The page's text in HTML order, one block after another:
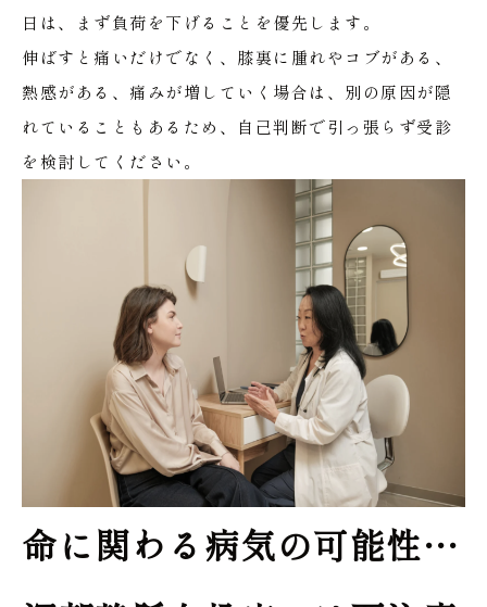
日は、まず負荷を下げることを優先します。
伸ばすと痛いだけでなく、膝裏に腫れやコブがある、
熱感がある、痛みが増していく場合は、別の原因が隠
れていることもあるため、自己判断で引っ張らず受診
を検討してください。
命に関わる病気の可能性…